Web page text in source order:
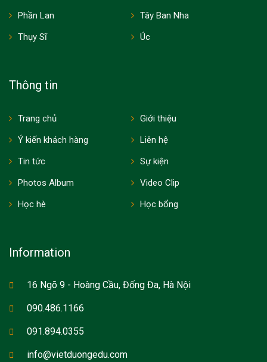
Phần Lan
Tây Ban Nha
Thụy Sĩ
Úc
Thông tin
Trang chủ
Giới thiệu
Ý kiến khách hàng
Liên hệ
Tin tức
Sự kiện
Photos Album
Video Clip
Học hè
Học bổng
Information
16 Ngõ 9 - Hoàng Cầu, Đống Đa, Hà Nội
090.486.1166
091.894.0355
info@vietduongedu.com